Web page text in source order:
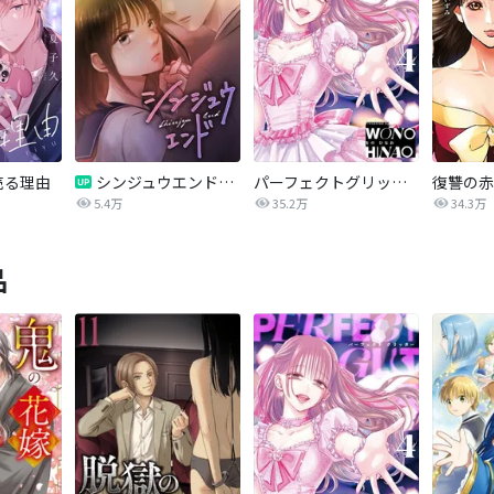
理由 シンジュウエンド【タテヨミ】
5.4万
パーフェクトグリッター
35.2万 34.3万